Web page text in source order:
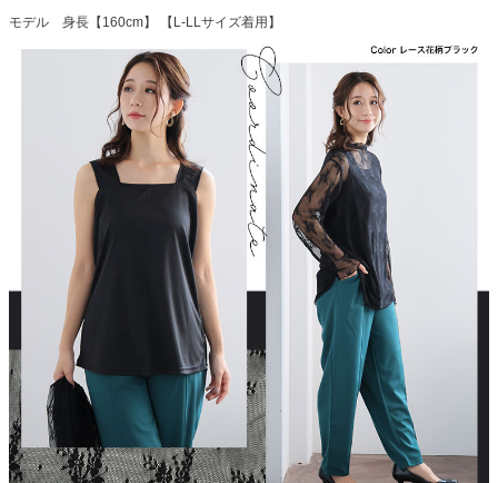
モデル 身長【160cm】 【L-LLサイズ着用】